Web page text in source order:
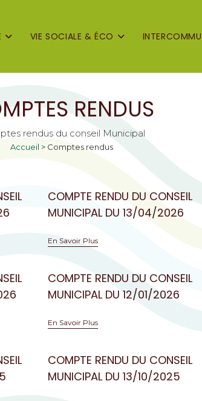
VIE SOCIALE & ÉCO
RENDUS
rendus du conseil Municipal
Accueil > Comptes rendus
COMPTE RENDU DU CONSEIL
MUNICIPAL DU 13/04/2026
En Savoir Plus
COMPTE RENDU DU CONSEIL
MUNICIPAL DU 12/01/2026
En Savoir Plus
COMPTE RENDU DU CONSEIL
MUNICIPAL DU 13/10/2025